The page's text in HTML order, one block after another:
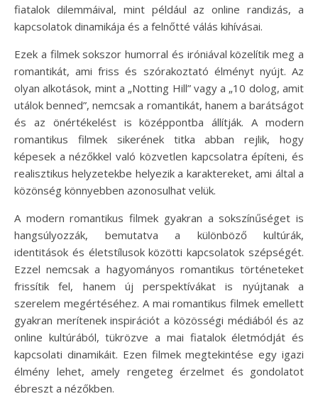
fiatalok dilemmáival, mint például az online randizás, a
kapcsolatok dinamikája és a felnőtté válás kihívásai.
Ezek a filmek sokszor humorral és iróniával közelítik meg a
romantikát, ami friss és szórakoztató élményt nyújt. Az
olyan alkotások, mint a „Notting Hill” vagy a „10 dolog, amit
utálok benned”, nemcsak a romantikát, hanem a barátságot
és az önértékelést is középpontba állítják. A modern
romantikus filmek sikerének titka abban rejlik, hogy
képesek a nézőkkel való közvetlen kapcsolatra építeni, és
realisztikus helyzetekbe helyezik a karaktereket, ami által a
közönség könnyebben azonosulhat velük.
A modern romantikus filmek gyakran a sokszínűséget is
hangsúlyozzák, bemutatva a különböző kultúrák,
identitások és életstílusok közötti kapcsolatok szépségét.
Ezzel nemcsak a hagyományos romantikus történeteket
frissítik fel, hanem új perspektívákat is nyújtanak a
szerelem megértéséhez. A mai romantikus filmek emellett
gyakran merítenek inspirációt a közösségi médiából és az
online kultúrából, tükrözve a mai fiatalok életmódját és
kapcsolati dinamikáit. Ezen filmek megtekintése egy igazi
élmény lehet, amely rengeteg érzelmet és gondolatot
ébreszt a nézőkben.